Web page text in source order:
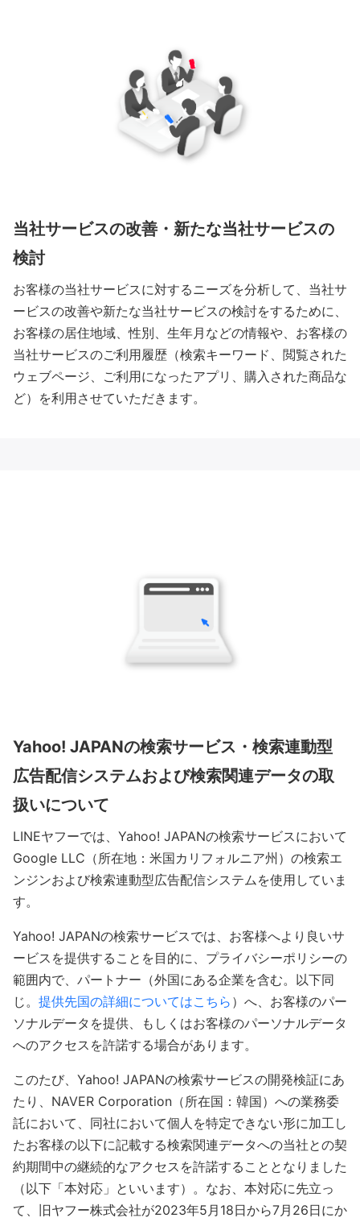
当社サービスの改善・新たな当社サービスの
検討
お客様の当社サービスに対するニーズを分析して、当社サ
ービスの改善や新たな当社サービスの検討をするために、
お客様の居住地域、性別、生年月などの情報や、お客様の
当社サービスのご利用履歴（検索キーワード、閲覧された
ウェブページ、ご利用になったアプリ、購入された商品な
ど）を利用させていただきます。
Yahoo! JAPANの検索サービス・検索連動型
広告配信システムおよび検索関連データの取
扱いについて
LINEヤフーでは、Yahoo! JAPANの検索サービスにおいて
Google LLC（所在地：米国カリフォルニア州）の検索エ
ンジンおよび検索連動型広告配信システムを使用していま
す。
Yahoo! JAPANの検索サービスでは、お客様へより良いサ
ービスを提供することを目的に、プライバシーポリシーの
範囲内で、パートナー（外国にある企業を含む。以下同
じ。 提供先国の詳細についてはこちら ）へ、お客様のパー
ソナルデータを提供、もしくはお客様のパーソナルデータ
へのアクセスを許諾する場合があります。
このたび、Yahoo! JAPANの検索サービスの開発検証にあ
たり、NAVER Corporation（所在国：韓国）への業務委
託において、同社において個人を特定できない形に加工し
たお客様の以下に記載する検索関連データへの当社との契
約期間中の継続的なアクセスを許諾することとなりました
（以下「本対応」といいます）。なお、本対応に先立っ
て、旧ヤフー株式会社が2023年5月18日から7月26日にか